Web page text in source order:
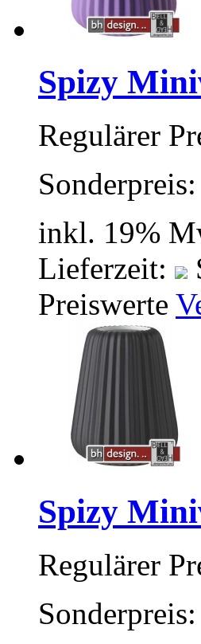
Spizy
Regulärer
Sonderpreis:
inkl. 19%
Lieferzeit:
Preiswerte
Spizy
Regulärer
Sonderpreis: